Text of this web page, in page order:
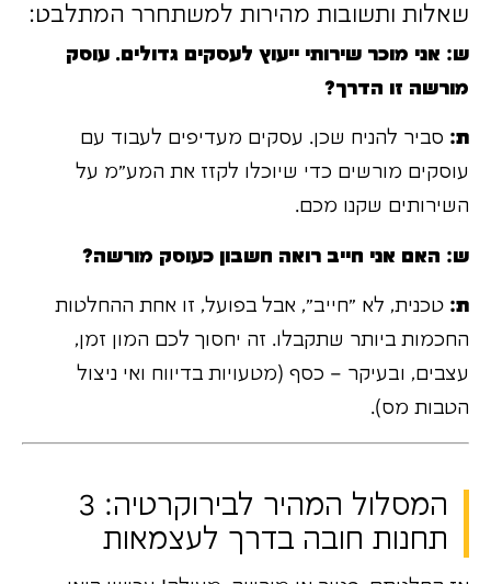
שאלות ותשובות מהירות למשתחרר המתלבט:
ש: אני מוכר שירותי ייעוץ לעסקים גדולים. עוסק
מורשה זו הדרך?
ת: סביר להניח שכן. עסקים מעדיפים לעבוד עם
עוסקים מורשים כדי שיוכלו לקזז את המע"מ על
השירותים שקנו מכם.
ש: האם אני חייב רואה חשבון כעוסק מורשה?
ת: טכנית, לא "חייב", אבל בפועל, זו אחת ההחלטות
החכמות ביותר שתקבלו. זה יחסוך לכם המון זמן,
עצבים, ובעיקר – כסף (מטעויות בדיווח ואי ניצול
הטבות מס).
המסלול המהיר לבירוקרטיה: 3
תחנות חובה בדרך לעצמאות